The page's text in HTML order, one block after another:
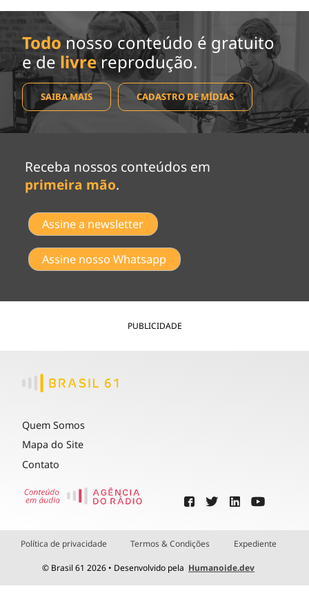
Todo nosso conteúdo é gratuito
e de livrereprodução.
SAIBA MAIS CADASTRO DE MÍDIAS
Receba nossos conteúdos em
primeira mão.
Assine a newsletter
Assine nosso Whatsapp
PUBLICIDADE
Quem Somos
Mapa do Site
Contato
Política de privacidade Termos & Condições Expediente
© Brasil 61 2026 • Desenvolvido pela Humanoide.dev